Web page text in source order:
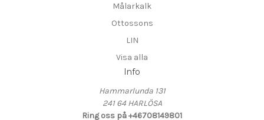
Målarkalk
Ottossons
LIN
Visa alla
Info
Hammarlunda 131
241 64 HARLÖSA
Ring oss på +46708149801